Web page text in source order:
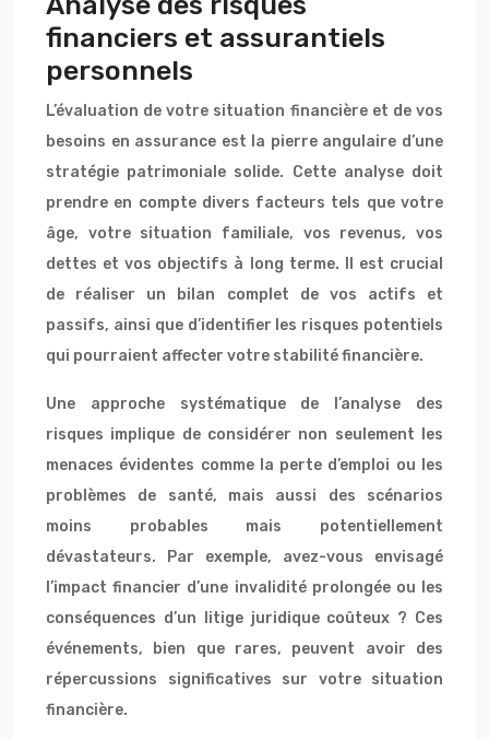
financiers et assurantiels
personnels
L’évaluation de votre situation financière et de vos
besoins en assurance est la pierre angulaire d’une
stratégie patrimoniale solide. Cette analyse doit
prendre en compte divers facteurs tels que votre
âge, votre situation familiale, vos revenus, vos
dettes et vos objectifs à long terme. Il est crucial
de réaliser un bilan complet de vos actifs et
passifs, ainsi que d’identifier les risques potentiels
qui pourraient affecter votre stabilité financière.
Une approche systématique de l’analyse des
risques implique de considérer non seulement les
menaces évidentes comme la perte d’emploi ou les
problèmes de santé, mais aussi des scénarios
moins probables mais potentiellement
dévastateurs. Par exemple, avez-vous envisagé
l’impact financier d’une invalidité prolongée ou les
conséquences d’un litige juridique coûteux ? Ces
événements, bien que rares, peuvent avoir des
répercussions significatives sur votre situation
financière.